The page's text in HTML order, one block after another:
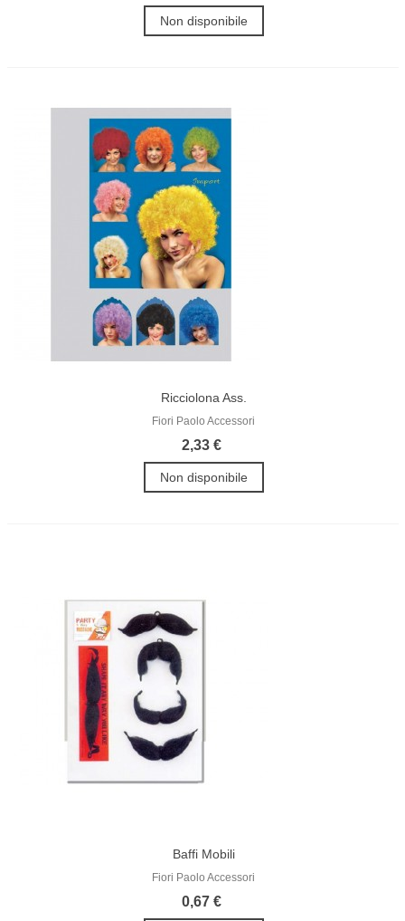
Non disponibile
Ricciolona Ass.
Fiori Paolo Accessori
2,33 €
Non disponibile
Baffi Mobili
Fiori Paolo Accessori
0,67 €